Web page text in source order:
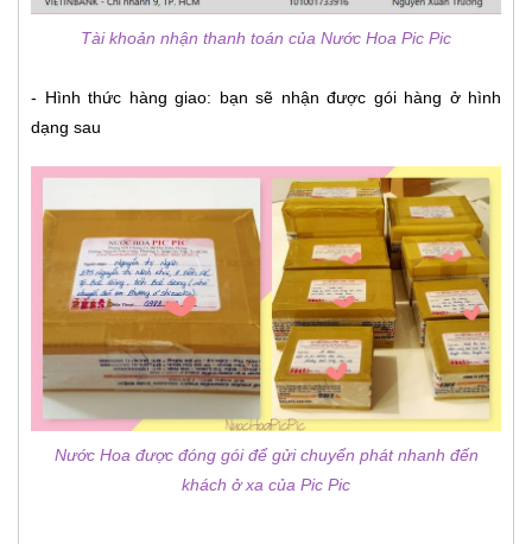
Tài khoản nhận thanh toán của Nước Hoa Pic Pic
- Hình thức hàng giao: bạn sẽ nhận được gói hàng ở hình
dạng sau
Nước Hoa được đóng gói để gửi chuyển phát nhanh đến
khách ở xa của Pic Pic